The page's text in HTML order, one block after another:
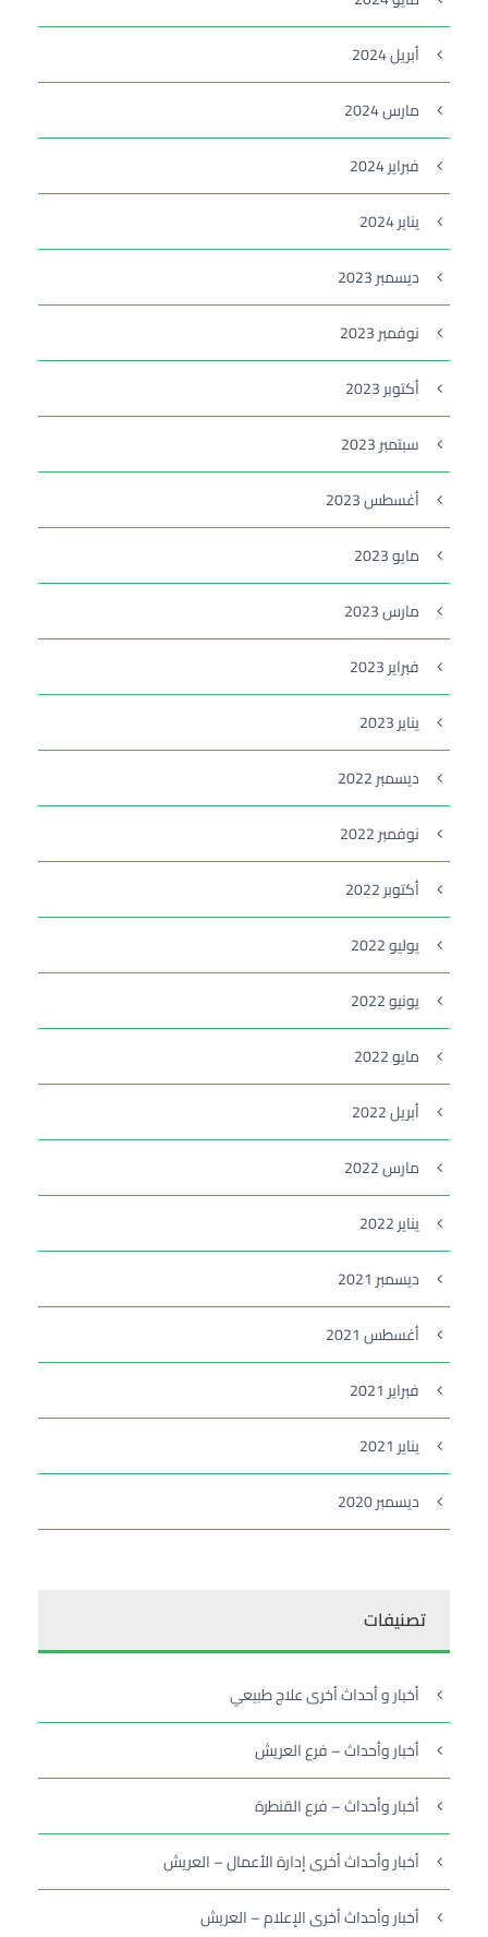
أبريل 2024
مارس 2024
فبراير 2024
يناير 2024
ديسمبر 2023
نوفمبر 2023
أكتوبر 2023
سبتمبر 2023
أغسطس 2023
مايو 2023
مارس 2023
فبراير 2023
يناير 2023
ديسمبر 2022
نوفمبر 2022
أكتوبر 2022
يوليو 2022
يونيو 2022
مايو 2022
أبريل 2022
مارس 2022
يناير 2022
ديسمبر 2021
أغسطس 2021
فبراير 2021
يناير 2021
ديسمبر 2020
تصنيفات
أخبار و أحداث أخرى علاج طبيعي
أخبار وأحداث – فرع العريش
أخبار وأحداث – فرع القنطرة
أخبار وأحداث أخرى إدارة الأعمال – العريش
أخبار وأحداث أخرى الإعلام – العريش